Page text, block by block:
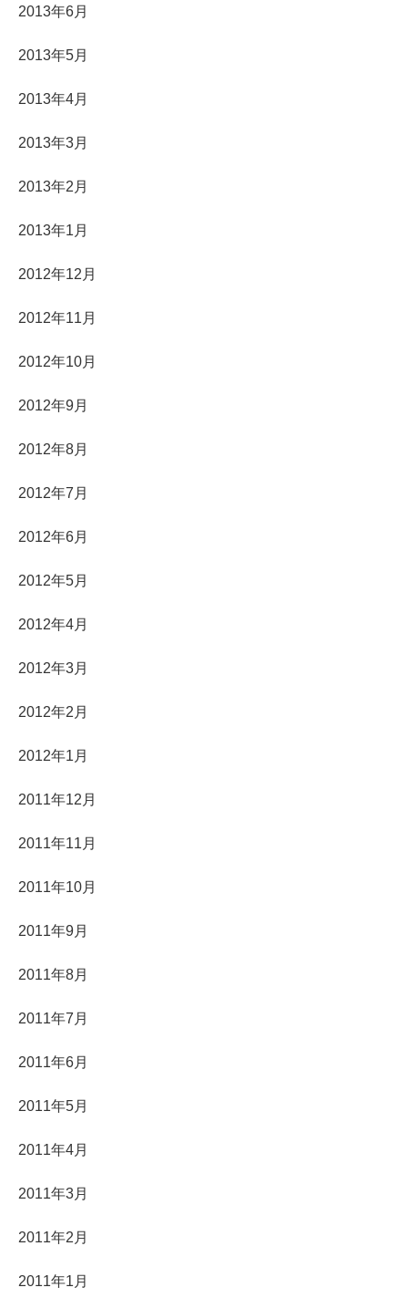
2013年6月
2013年5月
2013年4月
2013年3月
2013年2月
2013年1月
2012年12月
2012年11月
2012年10月
2012年9月
2012年8月
2012年7月
2012年6月
2012年5月
2012年4月
2012年3月
2012年2月
2012年1月
2011年12月
2011年11月
2011年10月
2011年9月
2011年8月
2011年7月
2011年6月
2011年5月
2011年4月
2011年3月
2011年2月
2011年1月